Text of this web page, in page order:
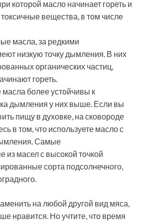
которой масло начинает гореть и
вещества, в том числе
масла, за редкими
низкую точку дымления. В них
органических частиц,
гореть.
более устойчивы к
дымления у них выше. Если вы
пищу в духовке, на сковороде
в том, что используете масло с
Самые
из масел с высокой точкой
сорта подсолнечного,
на любой другой вид мяса,
нравится. Но учтите, что время